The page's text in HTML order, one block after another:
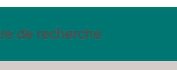
de recherche